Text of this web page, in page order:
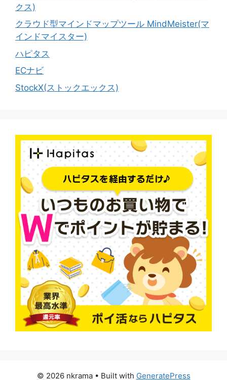
クス)
クラウド型マインドマップツール MindMeister(マ
インドマイスター)
ハピタス
ECナビ
StockX(ストックエックス)
© 2026 nkrama• Built with GeneratePress